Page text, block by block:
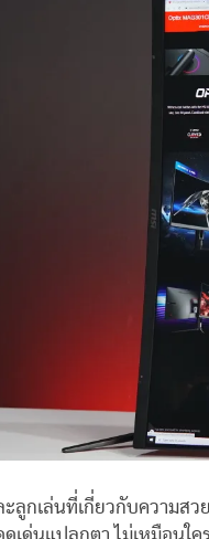
ลูกเล่นที่เกี่ยวกับความสว
ดเด่นแปลกตา ไม่เหมือน